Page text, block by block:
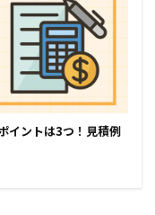
イントは3つ！見積例